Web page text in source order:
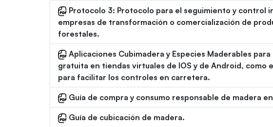
Protocolo 3: Protocolo para el seguimiento y control
empresas de transformación o comercialización de
forestales.
Aplicaciones Cubimadera y Especies Maderables para
gratuita en tiendas virtuales de IOS y de Android, como
para facilitar los controles en carretera.
Guía de compra y consumo responsable de madera
Guía de cubicación de madera.